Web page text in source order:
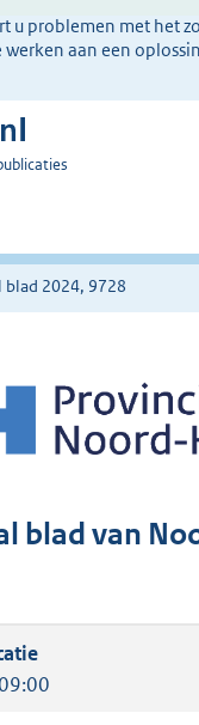
u problemen met het
aan een
blad 2024, 9728
blad van